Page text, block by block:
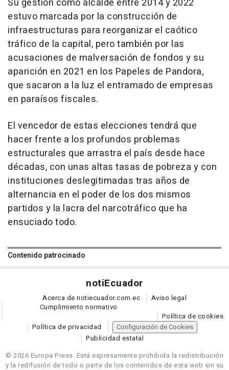
Su gestión como alcalde entre 2014 y 2022
estuvo marcada por la construcción de
infraestructuras para reorganizar el caótico
tráfico de la capital, pero también por las
acusaciones de malversación de fondos y su
aparición en 2021 en los Papeles de Pandora,
que sacaron a la luz el entramado de empresas
en paraísos fiscales.
El vencedor de estas elecciones tendrá que
hacer frente a los profundos problemas
estructurales que arrastra el país desde hace
décadas, con unas altas tasas de pobreza y con
instituciones deslegitimadas tras años de
alternancia en el poder de los dos mismos
partidos y la lacra del narcotráfico que ha
ensuciado todo.
Contenido patrocinado
notiEcuador
Acerca de notiecuador.com.ec
Aviso legal
Cumplimiento normativo
Política de cookies
Política de privacidad
Configuración de Cookies
Publicidad estatal
© 2026 Europa Press. Está expresamente prohibida la redistribución
y la redifusión de todo o parte de los contenidos de esta web sin su